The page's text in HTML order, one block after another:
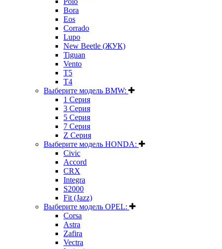
Bora
Eos
Corrado
Lupo
New Beetle (ЖУК)
Tiguan
Vento
T5
T4
Выберите модель BMW:
1 Серия
3 Серия
5 Серия
7 Серия
Z Серия
Выберите модель HONDA:
Civic
Accord
CRX
Integra
S2000
Fit (Jazz)
Выберите модель OPEL:
Corsa
Astra
Zafira
Vectra